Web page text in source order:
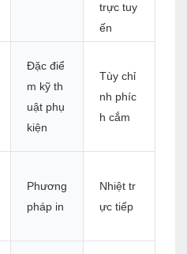
trực tuy
ến
Đặc điể
m kỹ th
uật phụ
kiện
Tùy chỉ
nh phíc
h cắm
Phương
pháp in
Nhiệt tr
ực tiếp